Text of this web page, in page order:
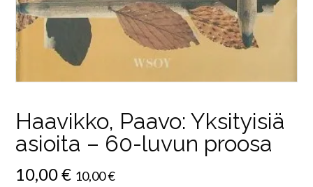
Haavikko, Paavo: Yksityisiä
asioita – 60-luvun proosa
10,00€ 10,00€